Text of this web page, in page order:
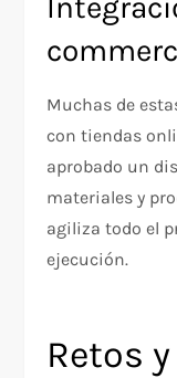
Muchas de
con tiendas
aprobado un
materiales y
agiliza todo el
ejecución.
Retos y